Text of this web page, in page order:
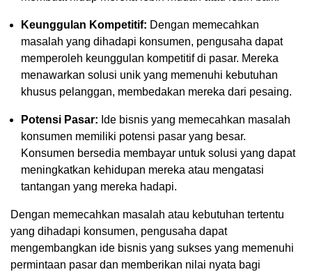
Keunggulan Kompetitif: Dengan memecahkan
masalah yang dihadapi konsumen, pengusaha dapat
memperoleh keunggulan kompetitif di pasar. Mereka
menawarkan solusi unik yang memenuhi kebutuhan
khusus pelanggan, membedakan mereka dari pesaing.
Potensi Pasar: Ide bisnis yang memecahkan masalah
konsumen memiliki potensi pasar yang besar.
Konsumen bersedia membayar untuk solusi yang dapat
meningkatkan kehidupan mereka atau mengatasi
tantangan yang mereka hadapi.
Dengan memecahkan masalah atau kebutuhan tertentu
yang dihadapi konsumen, pengusaha dapat
mengembangkan ide bisnis yang sukses yang memenuhi
permintaan pasar dan memberikan nilai nyata bagi